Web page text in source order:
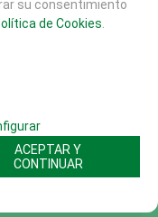
su consentimiento
de Cookies
ACEPTAR Y
CONTINUAR